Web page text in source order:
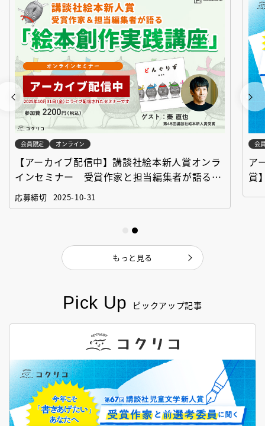
Pick Up ピックアップ記事
会員限定 オンライン
【アーカイブ配信中】講談社絵本新人賞オンラ
インセミナー 受賞作家と担当編集者が語る
「絵本創作実践講座」
応募締切 2025-10-31
会
ア
賞
もっと見る